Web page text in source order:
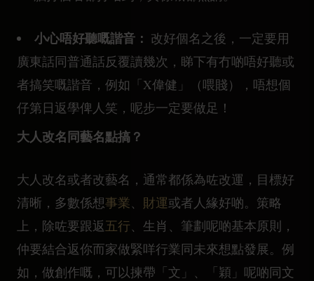
小心唔好聽嘅諧音： 改好個名之後，一定要用
廣東話同普通話反覆讀幾次，睇下有冇啲唔好聽或
者搞笑嘅諧音，例如「X偉健」（喂賤），唔想個
仔第日返學俾人笑，呢步一定要做足！
大人改名同藝名點搞？
大人改名或者改藝名，通常都係為咗改運，目標好
清晰，多數係想事業 財運或者人緣好啲。策略
上，除咗要跟返五行 、生肖、筆劃呢啲基本原則，
仲要結合返你而家做緊咩行業同未來想點發展。例
如，做創作嘅，可以揀帶「文」、「穎」呢啲同文